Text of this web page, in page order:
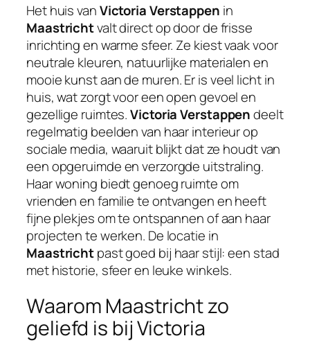
Het huis vanVictoria Verstappen in
Maastrichtvalt direct op door de frisse
inrichting en warme sfeer. Ze kiest vaak voor
neutrale kleuren, natuurlijke materialen en
mooie kunst aan de muren. Er is veel licht in
huis, wat zorgt voor een open gevoel en
gezellige ruimtes.Victoria Verstappendeelt
regelmatig beelden van haar interieur op
sociale media, waaruit blijkt dat ze houdt van
een opgeruimde en verzorgde uitstraling.
Haar woning biedt genoeg ruimte om
vrienden en familie te ontvangen en heeft
fijne plekjes om te ontspannen of aan haar
projecten te werken. De locatie in
Maastrichtpast goed bij haar stijl: een stad
met historie, sfeer en leuke winkels.
Waarom Maastricht zo
geliefd is bij Victoria